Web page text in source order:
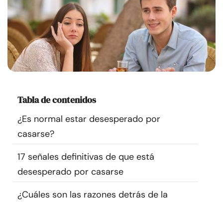
Ayuda
Cursos
Comunidad
Encuentra un terapeuta
Idioma
Tabla de contenidos
¿Es normal estar desesperado por
casarse?
17 señales definitivas de que está
desesperado por casarse
¿Cuáles son las razones detrás de la